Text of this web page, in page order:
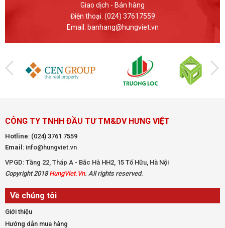
Giao dịch - Bán hàng
Điện thoại: (024) 37617559
Email: banhang@hungviet.vn
CÔNG TY TNHH ĐẦU TƯ TM&DV HƯNG VIỆT
Hotline: (024) 3761 7559
Email : info@hungviet.vn
VPGD: Tầng 22, Tháp A - Bắc Hà HH2, 15 Tố Hữu, Hà Nội
Copyright 2018HungViet.Vn. All rights reserved.
Về chúng tôi
Giới thiệu
Hướng dẫn mua hàng